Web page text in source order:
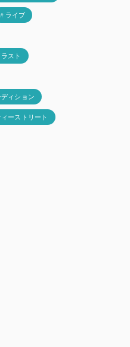
# ライブ
スト
ィション
ーストリート